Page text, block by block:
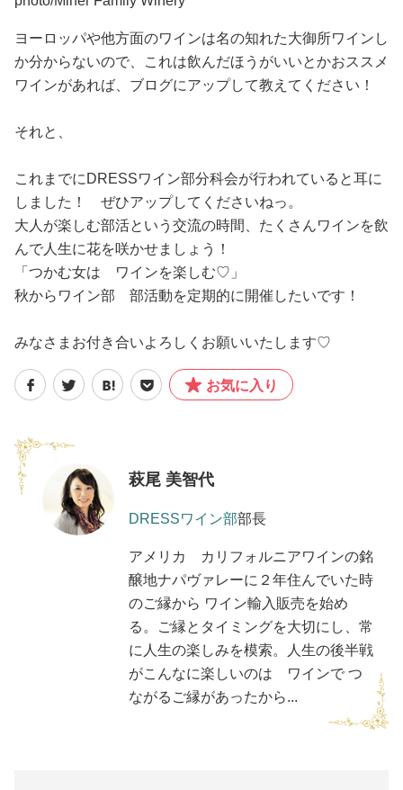
ヨーロッパや他方面のワインは名の知れた大御所ワインし
か分からないので、これは飲んだほうがいいとかおススメ
ワインがあれば、ブログにアップして教えてください！
それと、
これまでにDRESSワイン部分科会が行われていると耳に
しました！ ぜひアップしてくださいねっ。
大人が楽しむ部活という交流の時間、たくさんワインを飲
んで人生に花を咲かせましょう！
「つかむ女は ワインを楽しむ♡」
秋からワイン部 部活動を定期的に開催したいです！
みなさまお付き合いよろしくお願いいたします♡
お気に入り
萩尾 美智代
DRESSワイン部部長
アメリカ カリフォルニアワインの銘
醸地ナパヴァレーに２年住んでいた時
のご縁から ワイン輸入販売を始め
る。ご縁とタイミングを大切にし、常
に人生の楽しみを模索。人生の後半戦
がこんなに楽しいのは ワインで つ
ながるご縁があったから...